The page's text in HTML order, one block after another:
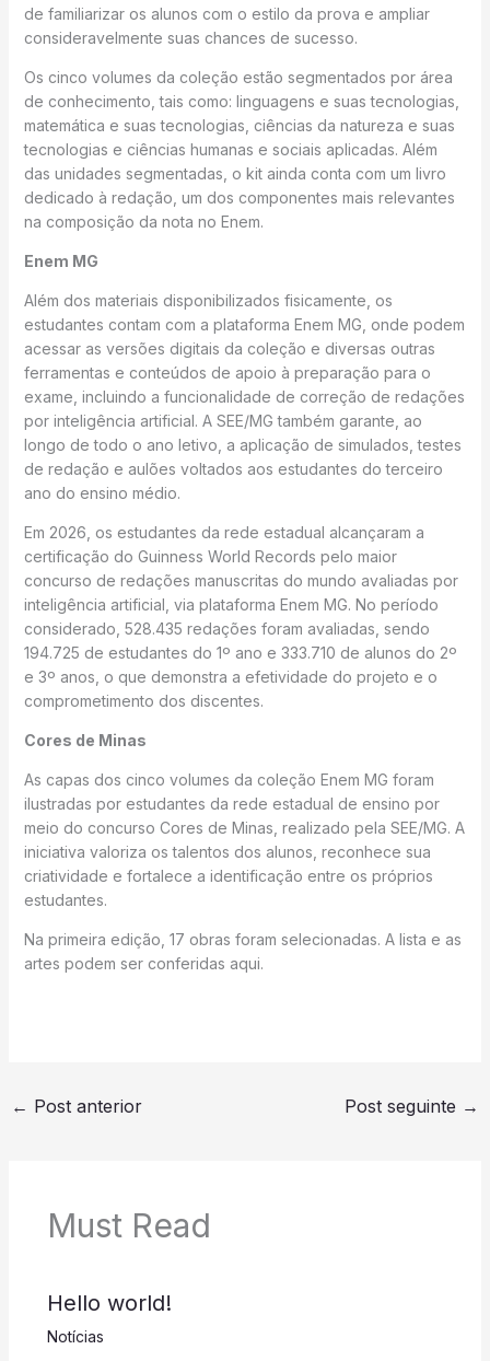
de familiarizar os alunos com o estilo da prova e ampliar
consideravelmente suas chances de sucesso.
Os cinco volumes da coleção estão segmentados por área
de conhecimento, tais como: linguagens e suas tecnologias,
matemática e suas tecnologias, ciências da natureza e suas
tecnologias e ciências humanas e sociais aplicadas. Além
das unidades segmentadas, o kit ainda conta com um livro
dedicado à redação, um dos componentes mais relevantes
na composição da nota no Enem.
Enem MG
Além dos materiais disponibilizados fisicamente, os
estudantes contam com a plataforma Enem MG, onde podem
acessar as versões digitais da coleção e diversas outras
ferramentas e conteúdos de apoio à preparação para o
exame, incluindo a funcionalidade de correção de redações
por inteligência artificial. A SEE/MG também garante, ao
longo de todo o ano letivo, a aplicação de simulados, testes
de redação e aulões voltados aos estudantes do terceiro
ano do ensino médio.
Em 2026, os estudantes da rede estadual alcançaram a
certificação do Guinness World Records pelo maior
concurso de redações manuscritas do mundo avaliadas por
inteligência artificial, via plataforma Enem MG. No período
considerado, 528.435 redações foram avaliadas, sendo
194.725 de estudantes do 1º ano e 333.710 de alunos do 2º
e 3º anos, o que demonstra a efetividade do projeto e o
comprometimento dos discentes.
Cores de Minas
As capas dos cinco volumes da coleção Enem MG foram
ilustradas por estudantes da rede estadual de ensino por
meio do concurso Cores de Minas, realizado pela SEE/MG. A
iniciativa valoriza os talentos dos alunos, reconhece sua
criatividade e fortalece a identificação entre os próprios
estudantes.
Na primeira edição, 17 obras foram selecionadas. A lista e as
artes podem ser conferidas aqui.
← Post anterior Post seguinte →
Must Read
Hello world!
Notícias